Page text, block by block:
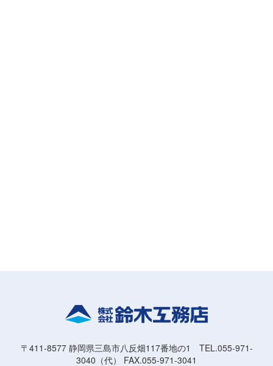
〒411-8577 静岡県三島市八反畑117番地の1 TEL.055-971-
3040（代） FAX.055-971-3041